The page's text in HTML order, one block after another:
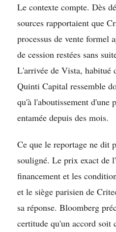
Le contexte compte. Dès
sources rapportaient que
processus de vente formel
de cession restées sans
L'arrivée de Vista, habitué
Quinti Capital ressemble
qu'à l'aboutissement d'une
entamée depuis des mois.
Ce que le reportage ne dit
souligné. Le prix exact de
financement et les
et le siège parisien de
sa réponse. Bloomberg
certitude qu'un accord soit